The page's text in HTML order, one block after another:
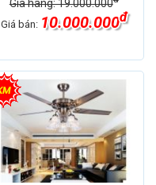
Giá hãng: 19.000.000
Giá bán: 10.000.000đ